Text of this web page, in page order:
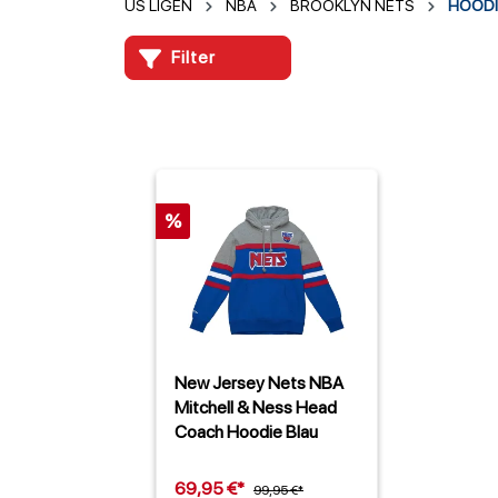
US LIGEN NBA BROOKLYN NETS
Filter
%
New Jersey Nets NBA
Mitchell & Ness Head
Coach Hoodie Blau
69,95 €* 99,95 €*